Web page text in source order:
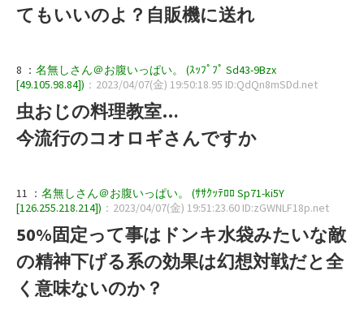
てもいいのよ？自販機に送れ
8 ： 名無しさん＠お腹いっぱい。 (ｽｯﾌﾟﾌﾟ Sd43-9Bzx
[49.105.98.84]) ：2023/04/07(金) 19:50:18.95 ID:QdQn8mSDd.net
虫おじの料理教室…
今流行のコオロギさんですか
11 ： 名無しさん＠お腹いっぱい。 (ｻｻｸｯﾃﾛﾛ Sp71-ki5Y
[126.255.218.214]) ：2023/04/07(金) 19:51:23.60 ID:zGWNLF18p.net
50%固定って事はドンキ水袋みたいな敵
の精神下げる系の効果は幻想対戦だと全
く意味ないのか？